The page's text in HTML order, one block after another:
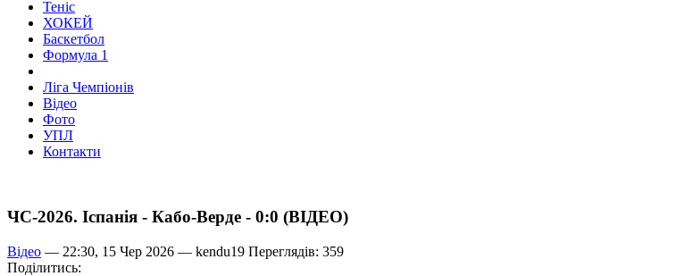
Теніс
ХОКЕЙ
Баскетбол
Формула 1
Ліга Чемпіонів
Відео
Фото
УПЛ
Контакти
ЧС-2026. Іспанія - Кабо-Верде - 0:0 (ВІДЕО)
Відео — 22:30, 15 Чер 2026 — kendu19 Переглядів: 359
Поділитись: